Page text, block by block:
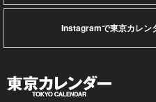
Instagramで東京カレン